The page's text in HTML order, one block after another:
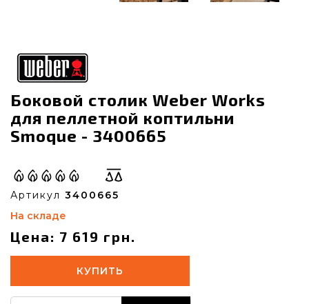
Боковой столик Weber Works
для пеллетной коптильни
Smoque - 3400665
Артикул 3400665
На складе
Цена: 7 619 грн.
КУПИТЬ